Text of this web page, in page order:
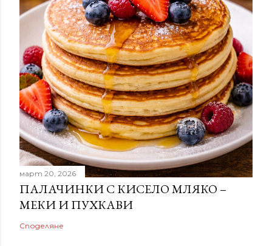
март 20, 2026
ПАЛАЧИНКИ С КИСЕЛО МЛЯКО –
МЕКИ И ПУХКАВИ
Споделяне